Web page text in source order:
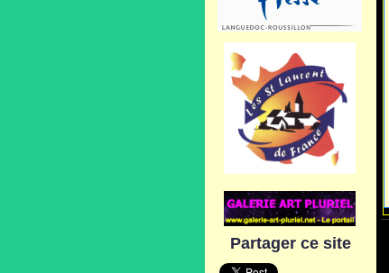
Partager ce site